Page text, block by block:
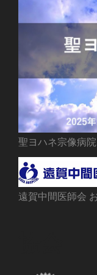
聖ヨハネ宗像病
遠賀中間医師会